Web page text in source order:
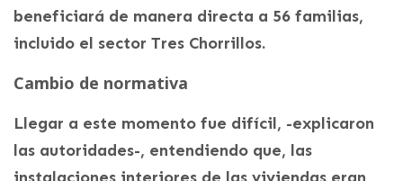
beneficiará de manera directa a 56 familias,
incluido el sector Tres Chorrillos.
Cambio de normativa
Llegar a este momento fue difícil, -explicaron
las autoridades-, entendiendo que, las